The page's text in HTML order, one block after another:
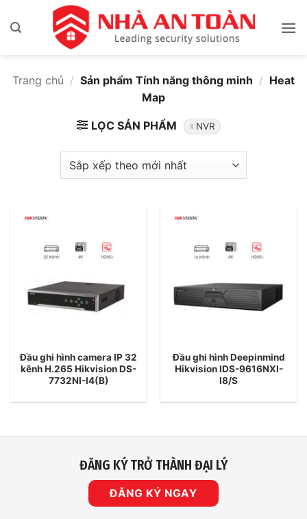
qua
Trang chủ / Sản phẩm Tính năng thông minh / Heat
Map
LỌC SẢN PHẨM NVR
Đầu ghi hình camera IP 32
kênh H.265 Hikvision DS-
7732NI-I4(B)
Đầu ghi hình Deepinmind
Hikvision IDS-9616NXI-
I8/S
ĐĂNG KÝ TRỞ THÀNH ĐẠI LÝ
ĐĂNG KÝ NGAY